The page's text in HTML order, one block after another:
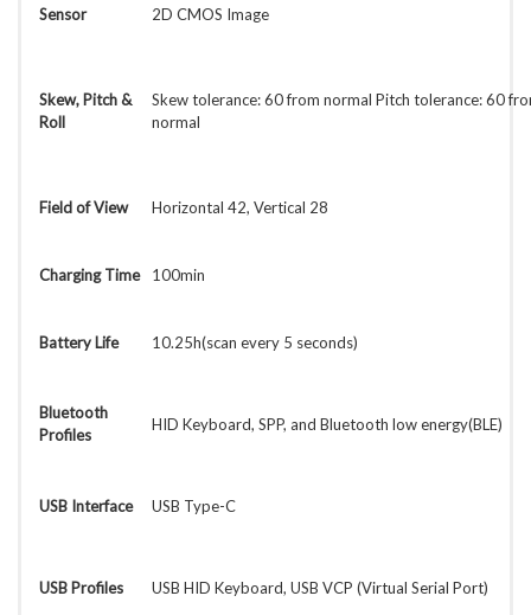
Sensor 2D CMOS Image
Skew, Pitch &
Roll
Skew tolerance: 60 from normal Pitch tolerance: 60
normal
Field of View Horizontal 42, Vertical 28
Charging Time 100min
Battery Life 10.25h(scan every 5 seconds)
Bluetooth
Profiles
HID Keyboard, SPP, and Bluetooth low energy(BLE)
USB Interface USB Type-C
USB Profiles USB HID Keyboard, USB VCP (Virtual Serial Port)